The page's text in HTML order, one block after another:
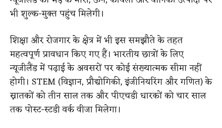
भी शुल्क-मुक्त पहुंच मिलेगी।
शिक्षा और रोजगार के क्षेत्र में भी इस समझौते के तहत
महत्वपूर्ण प्रावधान किए गए हैं। भारतीय छात्रों के लिए
न्यूजीलैंड में पढ़ाई के अवसरों पर कोई संख्यात्मक सीमा नहीं
होगी। STEM (विज्ञान, प्रौद्योगिकी, इंजीनियरिंग और गणित) के
स्नातकों को तीन साल तक और पीएचडी धारकों को चार साल
तक पोस्ट-स्टडी वर्क वीजा मिलेगा।